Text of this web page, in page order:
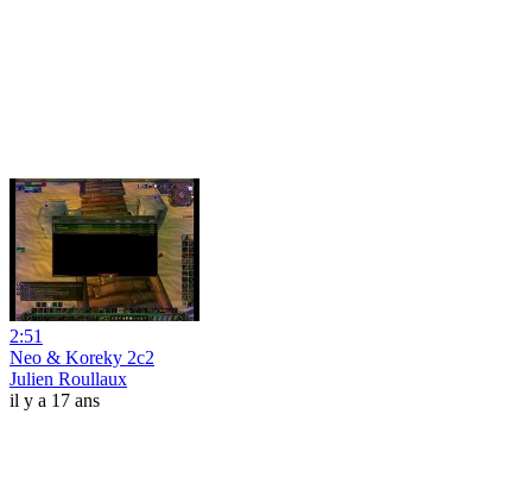
2:51
Neo & Koreky 2c2
Julien Roullaux
il y a 17 ans